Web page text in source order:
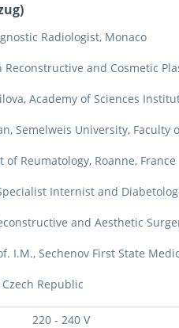
Radiologist, Monaco
and Cosmetic
Academy of Sciences
Semelweis University, Faculty
of Reumatology, Roanne, France
Internist and
and Aesthetic
I.M., Sechenov First State
Republic
220 - 240 V